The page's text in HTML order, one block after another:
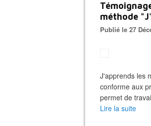
méthode
Publié le 27
J'apprends les
conforme aux
permet de
Lire la suite